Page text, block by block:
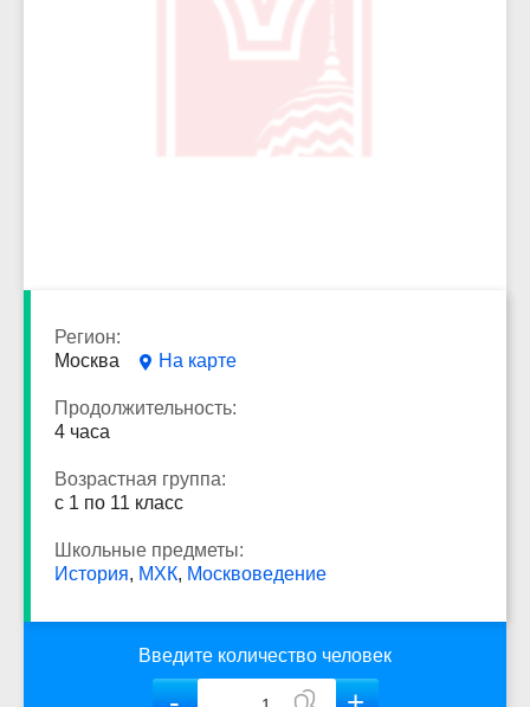
Регион:
Москва
На карте
Продолжительность:
4 часа
Возрастная группа:
с 1 по 11 класс
Школьные предметы:
История, МХК, Москвоведение
Введите количество человек